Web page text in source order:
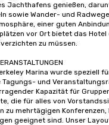
Jachthafens genießen,
sowie Wander- und
einer guten
vor Ort bietet das Hotel
zu müssen.
Marina wurde speziell
Tagungs- und
Kapazität für
die für alles von
zu mehrtägigen Konferenzen,
geeignet sind. Unser